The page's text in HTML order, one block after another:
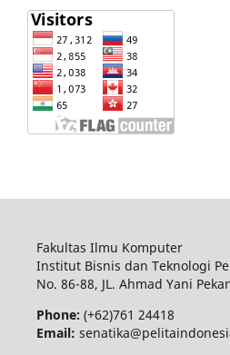
Fakultas Ilmu Komputer
Institut Bisnis dan Teknologi
No. 86-88, JL. Ahmad Yani
Phone: (+62)761 24418
Email: